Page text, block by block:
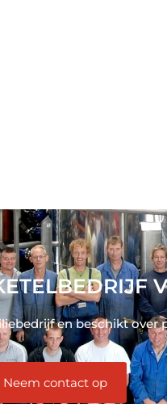
en beschikt over
Neem contact op